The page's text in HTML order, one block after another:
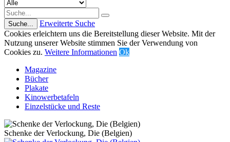
Suche...
Erweiterte Suche
Cookies erleichtern uns die Bereitstellung dieser Website. Mit der
Nutzung unserer Website stimmen Sie der Verwendung von
Cookies zu. Weitere Informationen Ok
Magazine
Bücher
Plakate
Kinowerbetafeln
Einzelstücke und Reste
Schenke der Verlockung, Die (Belgien)